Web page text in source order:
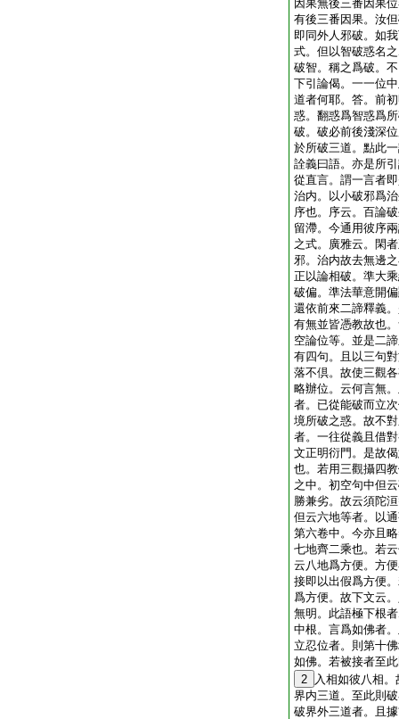
因果無後三番因果
有後三番因果。汝
即同外人邪破。如
式。但以智破惑名
破智。稱之爲破。
下引論偈。一一位
道者何耶。答。前
惑。翻惑爲智惑爲
破。破必前後淺深
於所破三道。點此
詮義曰語。亦是所
從直言。謂一言者
治内。以小破邪爲
序也。序云。百論
留滯。今通用彼序
之式。廣雅云。閑
邪。治内故去無邊
正以論相破。準大
破偏。準法華意開
還依前來二諦釋義
有無並皆憑教故也
空論位等。並是二
有四句。且以三句
落不倶。故使三觀
略辦位。云何言無
者。已從能破而立
境所破之惑。故不
者。一往從義且借
文正明衍門。是故
也。若用三觀攝四
之中。初空句中但
勝兼劣。故云須陀
但云六地等者。以
第六卷中。今亦且
七地齊二乘也。若
云八地爲方便。方
接即以出假爲方便
爲方便。故下文云
無明。此語極下根
中根。言爲如佛者
立忍位者。則第十
如佛。若被接者至
2
入相如彼八相
界内三道。至此則
破界外三道者。且